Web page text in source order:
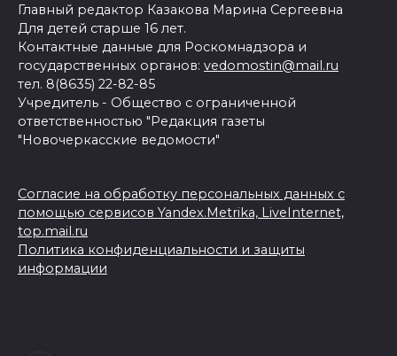
Главный редактор Казакова Марина Сергеевна
Для детей старше 16 лет.
Контактные данные для Роскомнадзора и
государственных органов: vedomostin@mail.ru
тел. 8(8635) 22-82-85
Учредитель - Общество с ограниченной
ответственностью "Редакция газеты
"Новочеркасские ведомости"
Согласие на обработку персональных данных с
помощью сервисов Yandex.Metrika, LiveInternet,
top.mail.ru
Политика конфиденциальности и защиты
информации